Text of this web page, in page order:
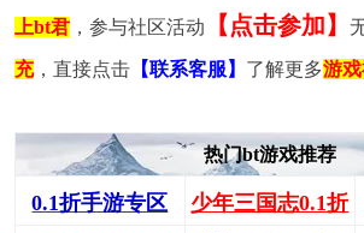
上bt君，参与社区活动 【点击参加】
充，直接点击【联系客服】 了解更多游戏
热门bt游戏推荐
0.1折手游专区 少年三国志0.1折